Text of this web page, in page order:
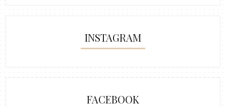
INSTAGRAM
FACEBOOK